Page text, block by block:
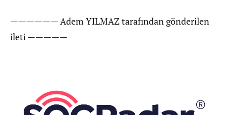
—————— Adem YILMAZ tarafından gönderilen
ileti —————